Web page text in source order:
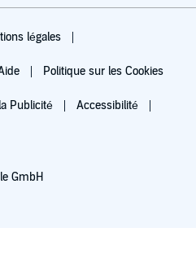
légales
Politique sur les Cookies
Publicité Accessibilité
GmbH